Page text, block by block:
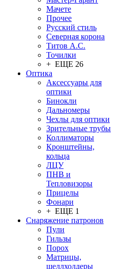
Мачете
Прочее
Русский стиль
Северная корона
Титов А.С.
Точилки
+ ЕЩЕ 26
Оптика
Аксессуары для
оптики
Бинокли
Дальномеры
Чехлы для оптики
Зрительные трубы
Коллиматоры
Кронштейны,
кольца
ЛЦУ
ПНВ и
Тепловизоры
Прицелы
Фонари
+ ЕЩЕ 1
Снаряжение патронов
Пули
Гильзы
Порох
Матрицы,
шеллхолдеры